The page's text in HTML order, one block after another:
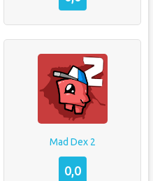
Mad Dex 2
0,0